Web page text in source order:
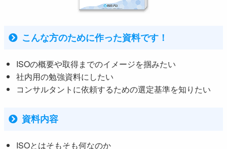
こんな方のために作った資料です！
ISOの概要や取得までのイメージを掴みたい
社内用の勉強資料にしたい
コンサルタントに依頼するための選定基準を知りたい
資料内容
ISOとはそもそも何なのか